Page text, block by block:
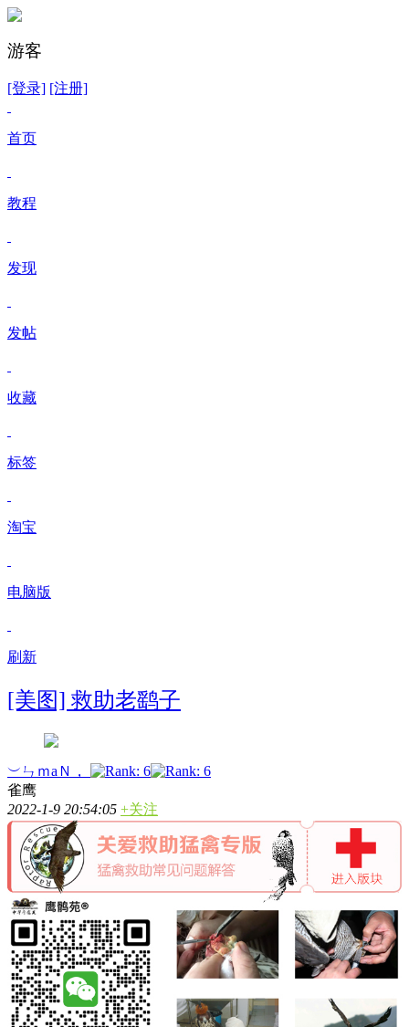
游客
[登录] [注册]
首页
教程
发现
发帖
收藏
标签
淘宝
电脑版
刷新
[美图] 救助老鹞子
︶ㄣｍaＮ，
雀鹰
2022-1-9 20:54:05 +关注